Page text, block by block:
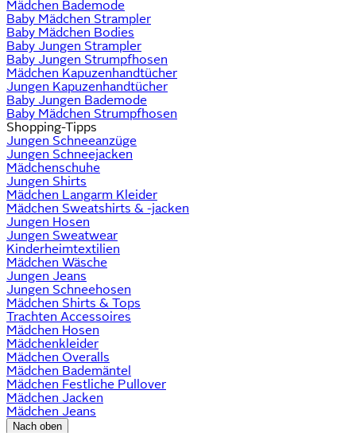
Mädchen Bademode
Baby Mädchen Strampler
Baby Mädchen Bodies
Baby Jungen Strampler
Baby Jungen Strumpfhosen
Mädchen Kapuzenhandtücher
Jungen Kapuzenhandtücher
Baby Jungen Bademode
Baby Mädchen Strumpfhosen
Shopping-Tipps
Jungen Schneeanzüge
Jungen Schneejacken
Mädchenschuhe
Jungen Shirts
Mädchen Langarm Kleider
Mädchen Sweatshirts & -jacken
Jungen Hosen
Jungen Sweatwear
Kinderheimtextilien
Mädchen Wäsche
Jungen Jeans
Jungen Schneehosen
Mädchen Shirts & Tops
Trachten Accessoires
Mädchen Hosen
Mädchenkleider
Mädchen Overalls
Mädchen Bademäntel
Mädchen Festliche Pullover
Mädchen Jacken
Mädchen Jeans
Nach oben